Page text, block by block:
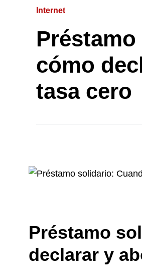
Internet
cómo
tasa cero
Préstamo
declarar y